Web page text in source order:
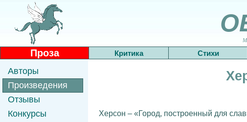
Проза Критика Стихи
Авторы
Произведения
Отзывы
Конкурсы
Херсон – «Город, построенный для